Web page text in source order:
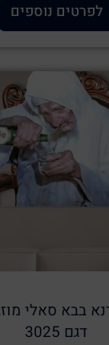
לפרטים נוספים
בבא סאלי
דגם 3025